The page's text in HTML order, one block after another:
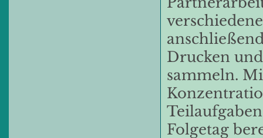
Drucken
sammeln.
Folgetag